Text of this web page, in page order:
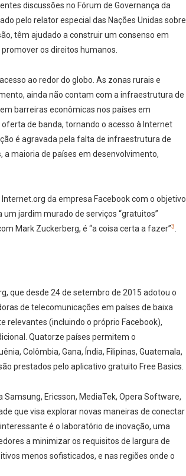
discussões no Fórum de Governança da
pelo relator especial das Nações Unidas sobre
têm ajudado a construir um consenso em
os direitos humanos.
ao redor do globo. As zonas rurais e
ainda não contam com a infraestrutura de
barreiras econômicas nos países em
de banda, tornando o acesso à Internet
é agravada pela falta de infraestrutura de
a maioria de países em desenvolvimento,
da empresa Facebook com o objetivo
jardim murado de serviços “gratuitos”
Mark Zuckerberg, é “a coisa certa a fazer”3
que desde 24 de setembro de 2015 adotou o
de telecomunicações em países de baixa
relevantes (incluindo o próprio Facebook),
Quatorze países permitem o
Colômbia, Gana, Índia, Filipinas, Guatemala,
prestados pelo aplicativo gratuito Free Basics.
Ericsson, MediaTek, Opera Software,
que visa explorar novas maneiras de conectar
é o laboratório de inovação, uma
a minimizar os requisitos de largura de
menos sofisticados, e nas regiões onde o